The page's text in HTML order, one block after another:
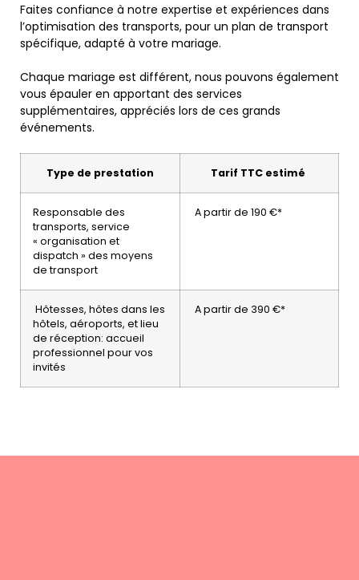
Faites confiance à notre expertise et expériences dans
l’optimisation des transports, pour un plan de transport
spécifique, adapté à votre mariage.
Chaque mariage est différent, nous pouvons également
vous épauler en apportant des services
supplémentaires, appréciés lors de ces grands
événements.
Type de prestation Tarif TTC estimé
Responsable des
transports, service
« organisation et
dispatch » des moyens
de transport
A partir de 190 €*
Hôtesses, hôtes dans les
hôtels, aéroports, et lieu
de réception: accueil
professionnel pour vos
invités
A partir de 390 €*